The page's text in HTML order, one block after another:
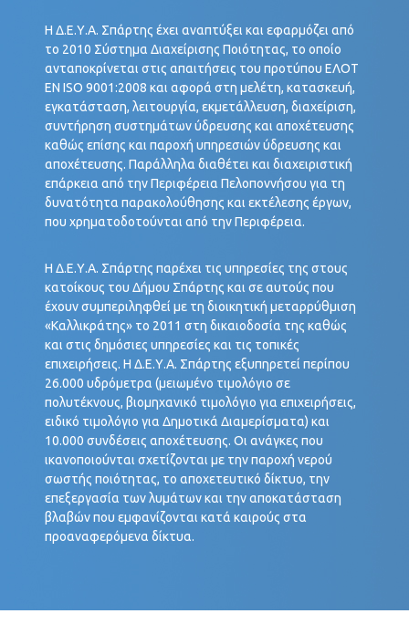
Η Δ.Ε.Υ.Α. Σπάρτης έχει αναπτύξει και εφαρμόζει από
το 2010 Σύστημα Διαχείρισης Ποιότητας, το οποίο
ανταποκρίνεται στις απαιτήσεις του προτύπου ΕΛΟΤ
EN ISO 9001:2008 και αφορά στη μελέτη, κατασκευή,
εγκατάσταση, λειτουργία, εκμετάλλευση, διαχείριση,
συντήρηση συστημάτων ύδρευσης και αποχέτευσης
καθώς επίσης και παροχή υπηρεσιών ύδρευσης και
αποχέτευσης. Παράλληλα διαθέτει και διαχειριστική
επάρκεια από την Περιφέρεια Πελοποννήσου για τη
δυνατότητα παρακολούθησης και εκτέλεσης έργων,
που χρηματοδοτούνται από την Περιφέρεια.
Η Δ.Ε.Υ.Α. Σπάρτης παρέχει τις υπηρεσίες της στους
κατοίκους του Δήμου Σπάρτης και σε αυτούς που
έχουν συμπεριληφθεί με τη διοικητική μεταρρύθμιση
«Καλλικράτης» το 2011 στη δικαιοδοσία της καθώς
και στις δημόσιες υπηρεσίες και τις τοπικές
επιχειρήσεις. Η Δ.Ε.Υ.Α. Σπάρτης εξυπηρετεί περίπου
26.000 υδρόμετρα (μειωμένο τιμολόγιο σε
πολυτέκνους, βιομηχανικό τιμολόγιο για επιχειρήσεις,
ειδικό τιμολόγιο για Δημοτικά Διαμερίσματα) και
10.000 συνδέσεις αποχέτευσης. Οι ανάγκες που
ικανοποιούνται σχετίζονται με την παροχή νερού
σωστής ποιότητας, το αποχετευτικό δίκτυο, την
επεξεργασία των λυμάτων και την αποκατάσταση
βλαβών που εμφανίζονται κατά καιρούς στα
προαναφερόμενα δίκτυα.